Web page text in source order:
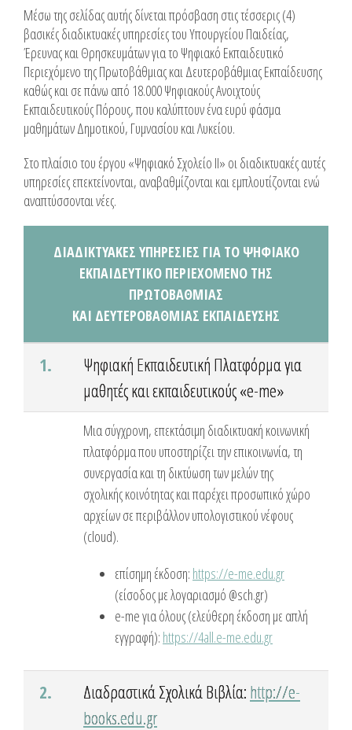
Μέσω της σελίδας αυτής δίνεται πρόσβαση στις τέσσερις (4)
βασικές διαδικτυακές υπηρεσίες του Υπουργείου Παιδείας,
Έρευνας και Θρησκευμάτων για το Ψηφιακό Εκπαιδευτικό
Περιεχόμενο της Πρωτοβάθμιας και Δευτεροβάθμιας Εκπαίδευσης
καθώς και σε πάνω από 18.000 Ψηφιακούς Ανοιχτούς
Εκπαιδευτικούς Πόρους, που καλύπτουν ένα ευρύ φάσμα
μαθημάτων Δημοτικού, Γυμνασίου και Λυκείου.
Στο πλαίσιο του έργου «Ψηφιακό Σχολείο ΙΙ» οι διαδικτυακές αυτές
υπηρεσίες επεκτείνονται, αναβαθμίζονται και εμπλουτίζονται ενώ
αναπτύσσονται νέες.
ΔΙΑΔΙΚΤΥΑΚΕΣ ΥΠΗΡΕΣΙΕΣ ΓΙΑ ΤΟ ΨΗΦΙΑΚΟ
ΕΚΠΑΙΔΕΥΤΙΚΟ ΠΕΡΙΕΧΟΜΕΝΟ ΤΗΣ
ΠΡΩΤΟΒΑΘΜΙΑΣ
ΚΑΙ ΔΕΥΤΕΡΟΒΑΘΜΙΑΣ ΕΚΠΑΙΔΕΥΣΗΣ
1.
Ψηφιακή Εκπαιδευτική Πλατφόρμα για
μαθητές και εκπαιδευτικούς «e-me»
Μια σύγχρονη, επεκτάσιμη διαδικτυακή κοινωνική
πλατφόρμα που υποστηρίζει την επικοινωνία, τη
συνεργασία και τη δικτύωση των μελών της
σχολικής κοινότητας και παρέχει προσωπικό χώρο
αρχείων σε περιβάλλον υπολογιστικού νέφους
(cloud).
επίσημη έκδοση: https://e-me.edu.gr
(είσοδος με λογαριασμό @sch.gr)
e-me για όλους (ελεύθερη έκδοση με απλή
εγγραφή): https://4all.e-me.edu.gr
2. Διαδραστικά Σχολικά Βιβλία: http://e-
books.edu.gr